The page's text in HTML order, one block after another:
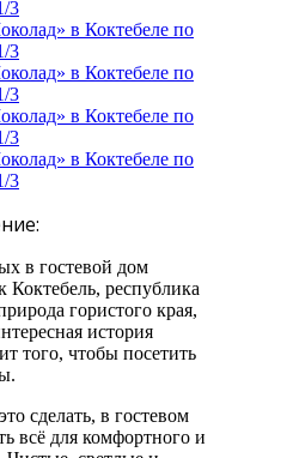
в гостевой дом
Коктебель, республика
гористого края,
история
того, чтобы посетить
сделать, в гостевом
всё для комфортного и